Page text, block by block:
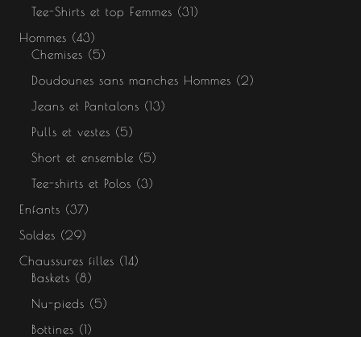
Tee-Shirts et top Femmes
31
Hommes
43
Chemises
5
Doudounes sans manches Hommes
2
Jeans et Pantalons
13
Pulls et vestes
5
Short et ensemble
5
Tee-shirts et Polos
3
Enfants
37
Soldes
29
Chaussures filles
14
Baskets
8
Nu-pieds
5
Bottines
1